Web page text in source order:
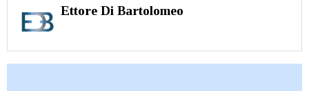
Ettore Di Bartolomeo